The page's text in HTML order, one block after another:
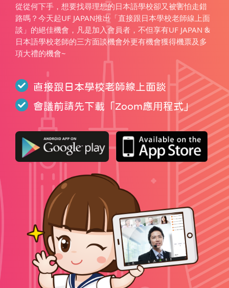
從從何下手，想要找尋理想的日本語學校卻又被害怕走錯
路嗎？今天起UF JAPAN推出「直接跟日本學校老師線上面
談」的絕佳機會，凡是加入會員者，不但享有UF JAPAN &
日本語學校老師的三方面談機會外更有機會獲得機票及多
項大禮的機會~
直接跟日本學校老師線上面談
會議前請先下載「Zoom應用程式」